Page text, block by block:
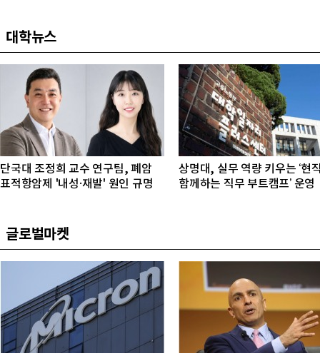
대학뉴스
단국대 조정희 교수 연구팀, 폐암
표적항암제 '내성·재발' 원인 규명
상명대, 실무 역량 키우는 ‘현
함께하는 직무 부트캠프’ 운영
글로벌마켓